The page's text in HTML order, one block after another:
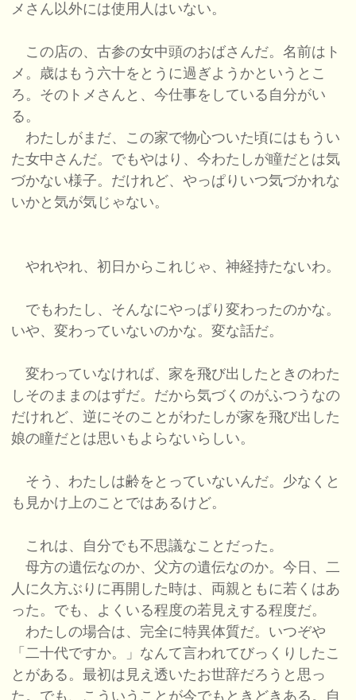
メさん以外には使用人はいない。
この店の、古参の女中頭のおばさんだ。名前はト
メ。歳はもう六十をとうに過ぎようかというとこ
ろ。そのトメさんと、今仕事をしている自分がい
る。
わたしがまだ、この家で物心ついた頃にはもうい
た女中さんだ。でもやはり、今わたしが瞳だとは気
づかない様子。だけれど、やっぱりいつ気づかれな
いかと気が気じゃない。
やれやれ、初日からこれじゃ、神経持たないわ。
でもわたし、そんなにやっぱり変わったのかな。
いや、変わっていないのかな。変な話だ。
変わっていなければ、家を飛び出したときのわた
しそのままのはずだ。だから気づくのがふつうなの
だけれど、逆にそのことがわたしが家を飛び出した
娘の瞳だとは思いもよらないらしい。
そう、わたしは齢をとっていないんだ。少なくと
も見かけ上のことではあるけど。
これは、自分でも不思議なことだった。
母方の遺伝なのか、父方の遺伝なのか。今日、二
人に久方ぶりに再開した時は、両親ともに若くはあ
った。でも、よくいる程度の若見えする程度だ。
わたしの場合は、完全に特異体質だ。いつぞや
「二十代ですか。」なんて言われてびっくりしたこ
とがある。最初は見え透いたお世辞だろうと思っ
た。でも、こういうことが今でもときどきある。自